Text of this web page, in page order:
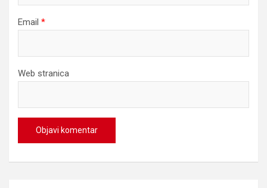
Email *
Web stranica